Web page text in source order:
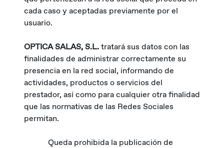
cada caso y aceptadas previamente por el
usuario.
OPTICA SALAS, S.L.tratará sus datos con las
finalidades de administrar correctamente su
presencia en la red social, informando de
actividades, productos o servicios del
prestador, así como para cualquier otra finalidad
que las normativas de las Redes Sociales
permitan.
Queda prohibida la publicación de